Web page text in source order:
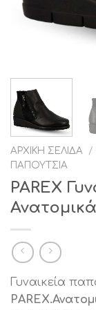
ΑΡΧΙΚΉ ΣΕΛΊΔΑ /
ΠΑΠΟΎΤΣΙΑ
PAREX
Γυναικεία